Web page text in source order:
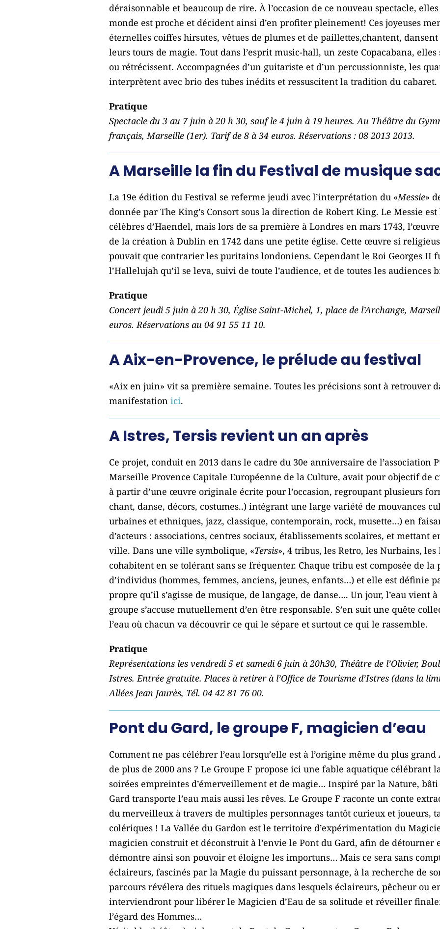
déraisonnable et beaucoup de rire. À l’occasion de ce nouveau spectacle,
monde est proche et décident ainsi d’en profiter pleinement! Ces joyeuses
éternelles coiffes hirsutes, vêtues de plumes et de paillettes,chantent,
leurs tours de magie. Tout dans l’esprit music-hall, un zeste Copacabana, elles
ou rétrécissent. Accompagnées d’un guitariste et d’un percussionniste, les
interprètent avec brio des tubes inédits et ressuscitent la tradition du cabaret.
Pratique
Spectacle du 3 au 7 juin à 20 h 30, sauf le 4 juin à 19 heures. Au Théâtre du
français, Marseille (1er). Tarif de 8 à 34 euros. Réservations : 08 2013 2013.
A Marseille la fin du Festival de musique
La 19e édition du Festival se referme jeudi avec l’interprétation du «Messie»
donnée par The King’s Consort sous la direction de Robert King. Le Messie
célèbres d’Haendel, mais lors de sa première à Londres en mars 1743,
de la création à Dublin en 1742 dans une petite église. Cette œuvre si
pouvait que contrarier les puritains londoniens. Cependant le Roi Georges II
l’Hallelujah qu’il se leva, suivi de toute l’audience, et de toutes les audiences
Pratique
Concert jeudi 5 juin à 20 h 30, Église Saint-Michel, 1, place de l’Archange,
euros. Réservations au 04 91 55 11 10.
A Aix-en-Provence, le prélude au festival
«Aix en juin» vit sa première semaine. Toutes les précisions sont à retrouver
manifestation ici.
A Istres, Tersis revient un an après
Ce projet, conduit en 2013 dans le cadre du 30e anniversaire de l’association
Marseille Provence Capitale Européenne de la Culture, avait pour objectif de
à partir d’une œuvre originale écrite pour l’occasion, regroupant plusieurs
chant, danse, décors, costumes..) intégrant une large variété de mouvances
urbaines et ethniques, jazz, classique, contemporain, rock, musette…) en
d’acteurs : associations, centres sociaux, établissements scolaires, et mettant
ville. Dans une ville symbolique, «Tersis», 4 tribus, les Retro, les Nurbains,
cohabitent en se tolérant sans se fréquenter. Chaque tribu est composée de
d’individus (hommes, femmes, anciens, jeunes, enfants…) et elle est définie
propre qu’il s’agisse de musique, de langage, de danse…. Un jour, l’eau vient
groupe s’accuse mutuellement d’en être responsable. S’en suit une quête
l’eau où chacun va découvrir ce qui le sépare et surtout ce qui le rassemble.
Pratique
Représentations les vendredi 5 et samedi 6 juin à 20h30, Théâtre de l’Olivier,
Istres. Entrée gratuite. Places à retirer à l’Office de Tourisme d’Istres (dans la
Allées Jean Jaurès, Tél. 04 42 81 76 00.
Pont du Gard, le groupe F, magicien d’eau
Comment ne pas célébrer l’eau lorsqu’elle est à l’origine même du plus
de plus de 2000 ans ? Le Groupe F propose ici une fable aquatique célébrant
soirées empreintes d’émerveillement et de magie… Inspiré par la Nature, bâti
Gard transporte l’eau mais aussi les rêves. Le Groupe F raconte un conte
du merveilleux à travers de multiples personnages tantôt curieux et joueurs,
colériques ! La Vallée du Gardon est le territoire d’expérimentation du
magicien construit et déconstruit à l’envie le Pont du Gard, afin de détourner
démontre ainsi son pouvoir et éloigne les importuns… Mais ce sera sans
éclaireurs, fascinés par la Magie du puissant personnage, à la recherche de
parcours révélera des rituels magiques dans lesquels éclaireurs, pêcheur ou
interviendront pour libérer le Magicien d’Eau de sa solitude et réveiller
l’égard des Hommes…